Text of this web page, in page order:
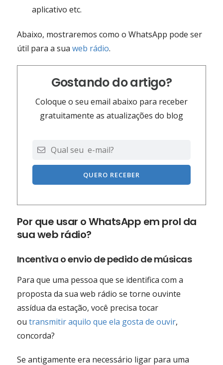
aplicativo etc.
Abaixo, mostraremos como o WhatsApp pode ser
útil para a sua web rádio.
Gostando do artigo?
Coloque o seu email abaixo para receber
gratuitamente as atualizações do blog
QUERO RECEBER
Por que usar o WhatsApp em prol da
sua web rádio?
Incentiva o envio de pedido de músicas
Para que uma pessoa que se identifica com a
proposta da sua web rádio se torne ouvinte
assídua da estação, você precisa tocar
ou transmitir aquilo que ela gosta de ouvir,
concorda?
Se antigamente era necessário ligar para uma